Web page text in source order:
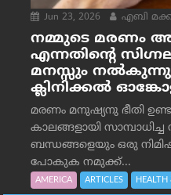
Jun 23, 2026 എബി
നമ്മുടെ മരണം
എന്നതിന്റെ
മനസ്സും
ക്ലിനിക്കല്‍
മരണം മനുഷ്യനു ഭീതി
കാലങ്ങളായി
ബന്ധങ്ങളെയും ഒരു
പോകുക നമുക്ക്...
AMERICA ARTICLES